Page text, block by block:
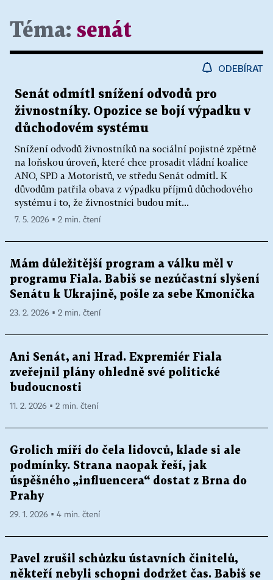
Téma: senát
ODEBÍRAT
Senát odmítl snížení odvodů pro
živnostníky. Opozice se bojí výpadku v
důchodovém systému
Snížení odvodů živnostníků na sociální pojistné zpětně
na loňskou úroveň, které chce prosadit vládní koalice
ANO, SPD a Motoristů, ve středu Senát odmítl. K
důvodům patřila obava z výpadku příjmů důchodového
systému i to, že živnostníci budou mít...
7. 5. 2026 ▪ 2 min. čtení
Mám důležitější program a válku měl v
programu Fiala. Babiš se nezúčastní slyšení
Senátu k Ukrajině, pošle za sebe Kmoníčka
23. 2. 2026 ▪ 2 min. čtení
Ani Senát, ani Hrad. Expremiér Fiala
zveřejnil plány ohledně své politické
budoucnosti
11. 2. 2026 ▪ 2 min. čtení
Grolich míří do čela lidovců, klade si ale
podmínky. Strana naopak řeší, jak
úspěšného „influencera“ dostat z Brna do
Prahy
29. 1. 2026 ▪ 4 min. čtení
Pavel zrušil schůzku ústavních činitelů,
někteří nebyli schopni dodržet čas. Babiš se